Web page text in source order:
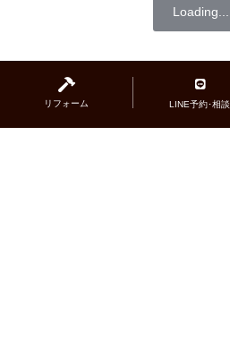
Loading...
リフォーム LINE予約･相談